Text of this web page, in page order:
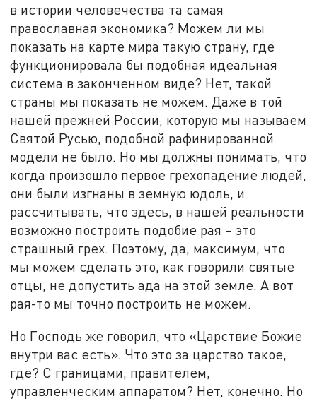
в истории человечества та самая
православная экономика? Можем ли мы
показать на карте мира такую страну, где
функционировала бы подобная идеальная
система в законченном виде? Нет, такой
страны мы показать не можем. Даже в той
нашей прежней России, которую мы называем
Святой Русью, подобной рафинированной
модели не было. Но мы должны понимать, что
когда произошло первое грехопадение людей,
они были изгнаны в земную юдоль, и
рассчитывать, что здесь, в нашей реальности
возможно построить подобие рая – это
страшный грех. Поэтому, да, максимум, что
мы можем сделать это, как говорили святые
отцы, не допустить ада на этой земле. А вот
рая-то мы точно построить не можем.
Но Господь же говорил, что «Царствие Божие
внутри вас есть». Что это за царство такое,
где? С границами, правителем,
управленческим аппаратом? Нет, конечно. Но